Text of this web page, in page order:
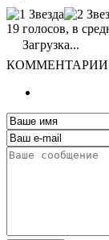
19 голосов, в
Загрузка...
КОММЕНТАРИИ